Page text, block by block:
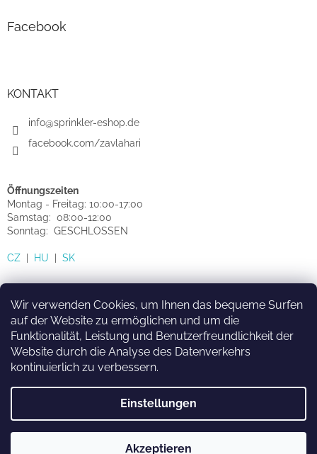
Wir verwenden Cookies, um Ihnen das bequeme Surfen
auf der Website zu ermöglichen und um die
Funktionalität, Leistung und Benutzerfreundlichkeit der
Website durch die Analyse des Datenverkehrs
kontinuierlich zu verbessern.
Einstellungen
Akzeptieren
Facebook
KONTAKT
info@sprinkler-eshop.de
facebook.com/zavlahari
Öffnungszeiten
Montag - Freitag: 10:00-17:00
Samstag: 08:00-12:00
Sonntag: GESCHLOSSEN
CZ HU SK
HU SK CZ
Erstellt von Shoptet
sprinkler-eshop.de. Alle Rechte vorbehalten.